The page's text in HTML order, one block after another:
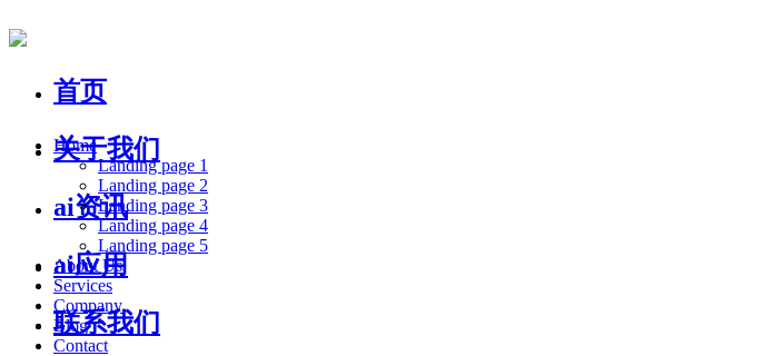
首页
关于我们
ai资讯
ai应用
联系我们
Home
Landing page 1
Landing page 2
Landing page 3
Landing page 4
Landing page 5
About Us
Services
Company
Blog
Contact